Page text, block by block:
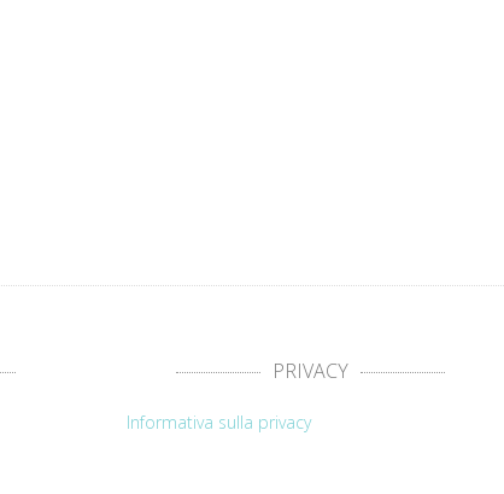
PRIVACY
Informativa sulla privacy